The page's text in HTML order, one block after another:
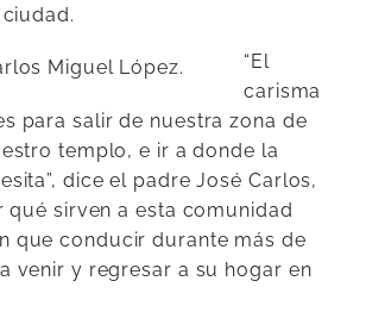
Miguel López.
“El
carisma
para salir de nuestra zona de
templo, e ir a donde la
dice el padre José Carlos,
qué sirven a esta comunidad
que conducir durante más de
venir y regresar a su hogar en